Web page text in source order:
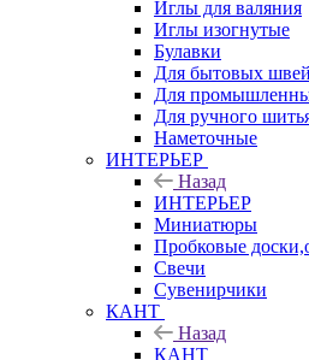
Иглы для валяния
Иглы изогнутые
Булавки
Для бытовых
Для
Для ручного
Наметочные
ИНТЕРЬЕР
Назад
ИНТЕРЬЕР
Миниатюры
Пробковые
Свечи
Сувенирчики
КАНТ
Назад
КАНТ